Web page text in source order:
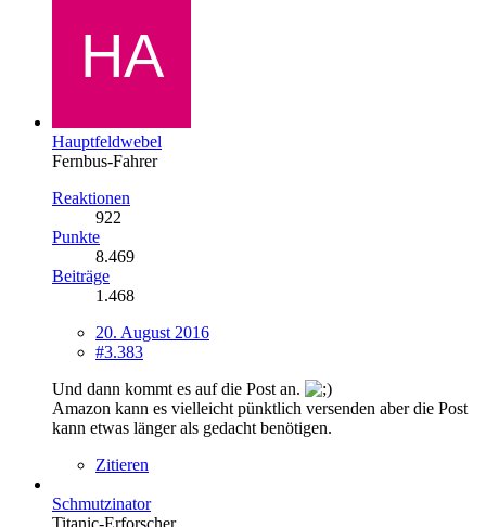
Hauptfeldwebel
Fernbus-Fahrer
Reaktionen
922
Punkte
8.469
Beiträge
1.468
20. August 2016
#3.383
Und dann kommt es auf die Post an.
Amazon kann es vielleicht pünktlich versenden aber die Post
kann etwas länger als gedacht benötigen.
Zitieren
Schmutzinator
Titanic-Erforscher